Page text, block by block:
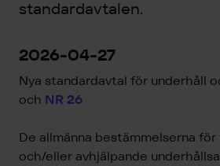
standardavtalen.
2026-04-27
Nya standardavtal för underhåll
och NR 26
De allmänna bestämmelserna
och/eller avhjälpande